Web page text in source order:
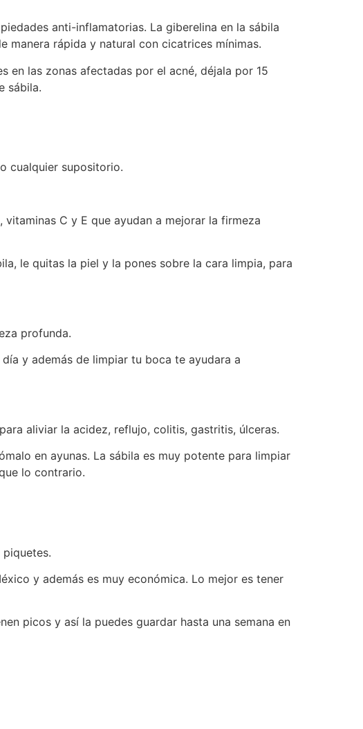
anti-inflamatorias. La giberelina en la sábila
manera rápida y natural con cicatrices mínimas.
en las zonas afectadas por el acné, déjala por 15
sábila.
cualquier supositorio.
C y E que ayudan a mejorar la firmeza
le quitas la piel y la pones sobre la cara limpia, para
profunda.
y además de limpiar tu boca te ayudara a
aliviar la acidez, reflujo, colitis, gastritis, úlceras.
en ayunas. La sábila es muy potente para limpiar
lo contrario.
y además es muy económica. Lo mejor es tener
picos y así la puedes guardar hasta una semana en